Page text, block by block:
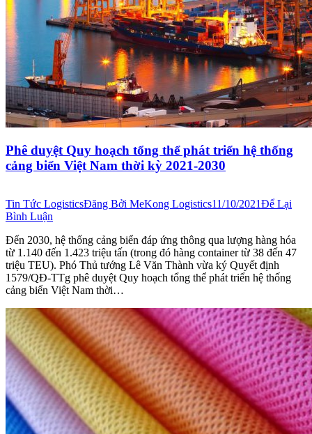
Phê duyệt Quy hoạch tổng thể phát triển hệ thống
cảng biển Việt Nam thời kỳ 2021-2030
Tin Tức LogisticsĐăng Bởi MeKong Logistics11/10/2021Để Lại
Bình Luận
Đến 2030, hệ thống cảng biển đáp ứng thông qua lượng hàng hóa
từ 1.140 đến 1.423 triệu tấn (trong đó hàng container từ 38 đến 47
triệu TEU). Phó Thủ tướng Lê Văn Thành vừa ký Quyết định
1579/QĐ-TTg phê duyệt Quy hoạch tổng thể phát triển hệ thống
cảng biển Việt Nam thời…